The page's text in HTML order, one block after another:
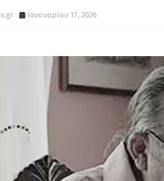
Ιανουαρίου 17, 2026